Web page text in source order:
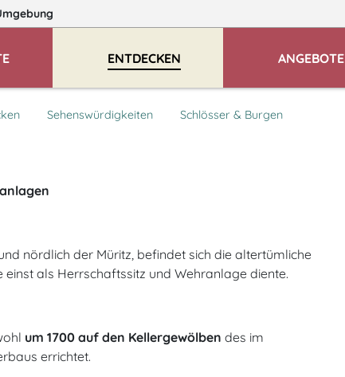
ENTDECKEN ANGEBOTE
Sehenswürdigkeiten Schlösser & Burgen
nördlich der Müritz, befindet sich die altertümliche
einst als Herrschaftssitz und Wehranlage diente.
um 1700 auf den Kellergewölben des im
errichtet.